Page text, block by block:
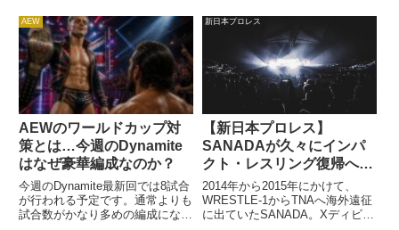
レンジを宣言。そこに現れたの
が、WWEから退団したばかりの
トマソ・チャンパでした。The
"Psycho K...
活動の未知を模索するかの2択で
揺れています。トニー・カーン社
長は彼を評価していますが、マッ
トを満足させるだけのオ...
AEW
AEWのワールドカップ対
策とは…今週のDynamite
はなぜ豪華編成なのか？
今週のDynamite最新回では8試合
が行われる予定です。通常よりも
試合数がかなり多めの編成になっ
新日本プロレス
【新日本プロレス】
SANADAが久々にインパ
クト・レスリング復帰へ。
8月にカナダ・トロンロ大
会へ遠征することが発表さ
れる
2014年から2015年にかけて、
WRESTLE-1からTNAへ海外遠征
に出ていたSANADA。Xディビジ